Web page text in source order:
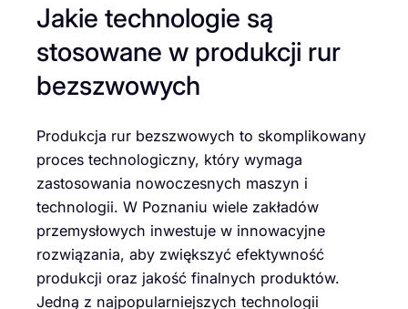
Jakie technologie są
stosowane w produkcji rur
bezszwowych
Produkcja rur bezszwowych to skomplikowany
proces technologiczny, który wymaga
zastosowania nowoczesnych maszyn i
technologii. W Poznaniu wiele zakładów
przemysłowych inwestuje w innowacyjne
rozwiązania, aby zwiększyć efektywność
produkcji oraz jakość finalnych produktów.
Jedną z najpopularniejszych technologii